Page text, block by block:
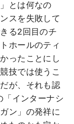
とは何なの
スを失敗して
る2回目のチ
ホールのティ
ったことにし
技では使うこ
が、それも認
インターナシ
ン」の発祥に